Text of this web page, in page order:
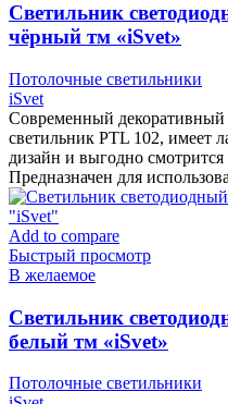
Cветильник
чёрный тм «iSvet»
Потолочные светильники
iSvet
Современный
светильник PTL 102, имеет
дизайн и выгодно
Предназначен для
Add to compare
Быстрый просмотр
В желаемое
Cветильник
белый тм «iSvet»
Потолочные светильники